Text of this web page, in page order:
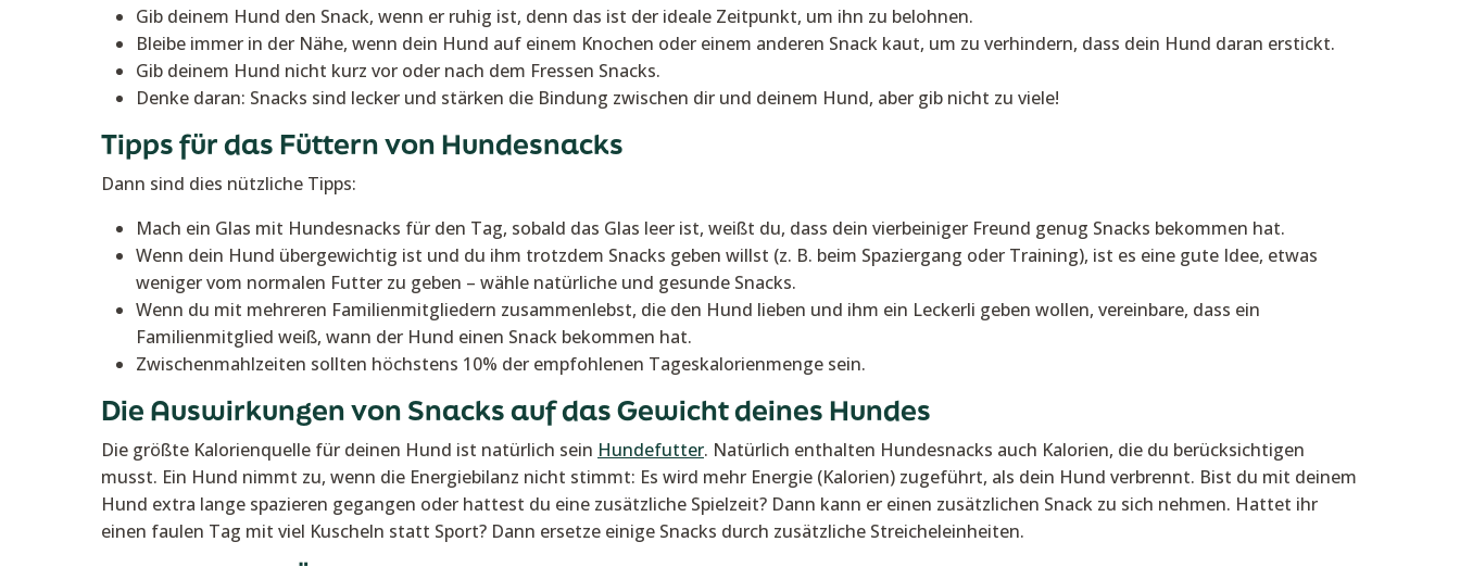
Gib deinem Hund den Snack, wenn er ruhig ist, denn das ist der ideale Zeitpunkt, um ihn zu belohnen.
Bleibe immer in der Nähe, wenn dein Hund auf einem Knochen oder einem anderen Snack kaut, um zu verhindern, dass dein Hund daran erstickt.
Gib deinem Hund nicht kurz vor oder nach dem Fressen Snacks.
Denke daran: Snacks sind lecker und stärken die Bindung zwischen dir und deinem Hund, aber gib nicht zu viele!
Tipps für das Füttern von Hundesnacks
Dann sind dies nützliche Tipps:
Mach ein Glas mit Hundesnacks für den Tag, sobald das Glas leer ist, weißt du, dass dein vierbeiniger Freund genug Snacks bekommen hat.
Wenn dein Hund übergewichtig ist und du ihm trotzdem Snacks geben willst (z. B. beim Spaziergang oder Training), ist es eine gute Idee, etwas
weniger vom normalen Futter zu geben – wähle natürliche und gesunde Snacks.
Wenn du mit mehreren Familienmitgliedern zusammenlebst, die den Hund lieben und ihm ein Leckerli geben wollen, vereinbare, dass ein
Familienmitglied weiß, wann der Hund einen Snack bekommen hat.
Zwischenmahlzeiten sollten höchstens 10% der empfohlenen Tageskalorienmenge sein.
Die Auswirkungen von Snacks auf das Gewicht deines Hundes
Die größte Kalorienquelle für deinen Hund ist natürlich sein Hundefutter. Natürlich enthalten Hundesnacks auch Kalorien, die du berücksichtigen
musst. Ein Hund nimmt zu, wenn die Energiebilanz nicht stimmt: Es wird mehr Energie (Kalorien) zugeführt, als dein Hund verbrennt. Bist du mit deinem
Hund extra lange spazieren gegangen oder hattest du eine zusätzliche Spielzeit? Dann kann er einen zusätzlichen Snack zu sich nehmen. Hattet ihr
einen faulen Tag mit viel Kuscheln statt Sport? Dann ersetze einige Snacks durch zusätzliche Streicheleinheiten.